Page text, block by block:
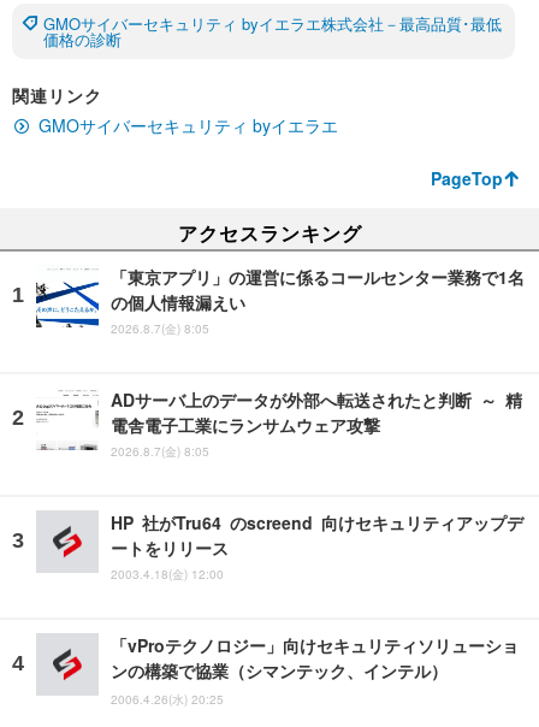
GMOサイバーセキュリティ byイエラエ株式会社－最高品質･最低
価格の診断
関連リンク
GMOサイバーセキュリティ byイエラエ
PageTop
アクセスランキング
「東京アプリ」の運営に係るコールセンター業務で1名
の個人情報漏えい
2026.8.7(金) 8:05
ADサーバ上のデータが外部へ転送されたと判断 ～ 精
電舎電子工業にランサムウェア攻撃
2026.8.7(金) 8:05
HP 社がTru64 のscreend 向けセキュリティアップデ
ートをリリース
2003.4.18(金) 12:00
「vProテクノロジー」向けセキュリティソリューショ
ンの構築で協業（シマンテック、インテル）
2006.4.26(水) 20:25